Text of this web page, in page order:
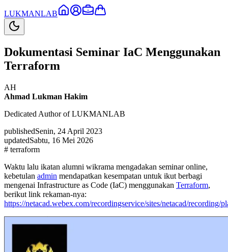
LUKMANLAB
Dokumentasi Seminar IaC Menggunakan
Terraform
AH
Ahmad Lukman Hakim
Dedicated Author of LUKMANLAB
publishedSenin, 24 April 2023
updatedSabtu, 16 Mei 2026
# terraform
Waktu lalu ikatan alumni wikrama mengadakan seminar online,
kebetulan admin mendapatkan kesempatan untuk ikut berbagi
mengenai Infrastructure as Code (IaC) menggunakan Terraform,
berikut link rekaman-nya:
https://netacad.webex.com/recordingservice/sites/netacad/recording/